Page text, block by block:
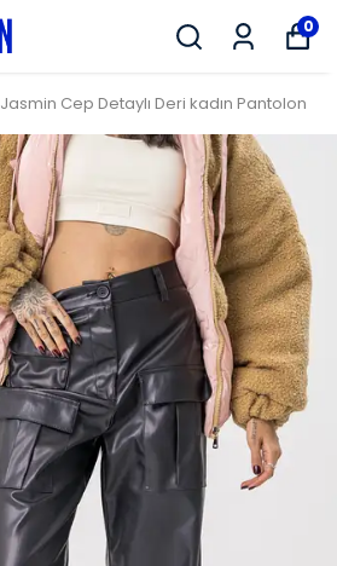
0
Jasmin Cep Detaylı Deri kadın Pantolon